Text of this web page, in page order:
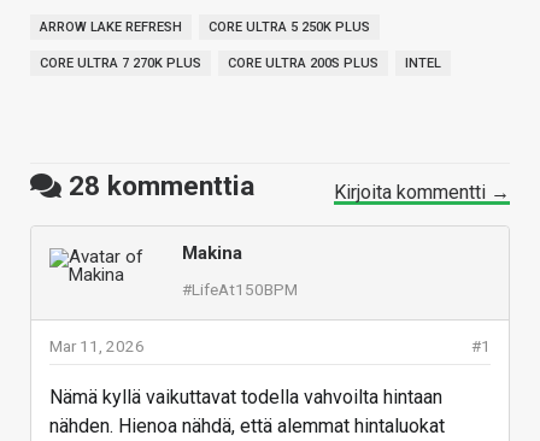
ARROW LAKE REFRESH CORE ULTRA 5 250K PLUS
CORE ULTRA 7 270K PLUS CORE ULTRA 200S PLUS INTEL
28 kommenttia Kirjoita kommentti →
Makina
#LifeAt150BPM
#1
Mar 11, 2026
Nämä kyllä vaikuttavat todella vahvoilta hintaan
nähden. Hienoa nähdä, että alemmat hintaluokat